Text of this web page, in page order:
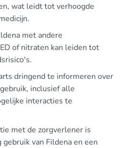
wat leidt tot verhoogde
met andere
of nitraten kan leiden tot
dringend te informeren over
inclusief alle
interacties te
met de zorgverlener is
van Fildena en een